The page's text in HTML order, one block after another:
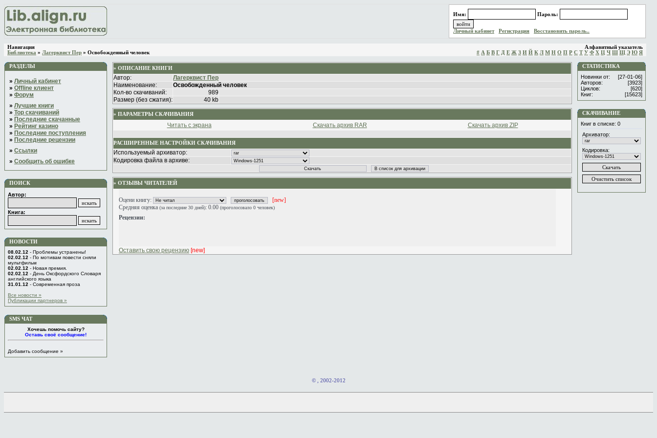
Имя: Пароль:
Личный кабинет Регистрация Восстановить пароль..
Навигация
Библиотека » Лагерквист Пер » Освобожденный человек
Алфавитный указатель
# А Б В Г Д Е Ж З И Й К Л М Н О П Р С Т У Ф Х Ц Ч Ш Щ Э Ю Я
РАЗДЕЛЫ
» Личный кабинет
» Offline клиент
» Форум
» Лучшие книги
» Top скачиваний
» Последние скачанные
» Рейтинг казино
» Последние поступления
» Последние рецензии
» Ссылки
» Сообщить об ошибке
ПОИСК
Автор:
Книга:
НОВОСТИ
08.02.12 - Проблемы устранены!
02.02.12 - По мотивам повести сняли
мультфильм
02.02.12 - Новая премия.
02.02.12 - День Оксфордского Словаря
английского языка
31.01.12 - Современная проза
Все новости »
Публикации партнеров »
SMS ЧАТ
Хочешь помочь сайту?
Оставь своё сообщение!
Добавить сообщение »
» ОПИСАНИЕ КНИГИ
Автор:
Лагерквист Пер
Наименование:
Освобожденный человек
Кол-во скачиваний:
989
Размер (без сжатия):
40 kb
» ПАРАМЕТРЫ СКАЧИВАНИЯ
Читать с экрана Скачать архив RAR Скачать архив ZIP
РАСШИРЕННЫЕ НАСТРОЙКИ СКАЧИВАНИЯ
Используемый архиватор:
Кодировка файла в архиве:
» ОТЗЫВЫ ЧИТАТЕЛЕЙ
Оцени книгу:
[new]
Средняя оценка (за последние 30 дней): 0.00 (проголосовало 0 человек)
Рецензии:
Оставить свою рецензию [new]
СТАТИСТИКА
Новинки от:
[27-01-06]
Авторов:
[3923]
Циклов:
[620]
Книг:
[15623]
СКАЧИВАНИЕ
Книг в списке: 0
Архиватор:
Кодировка:
© , 2002-2012